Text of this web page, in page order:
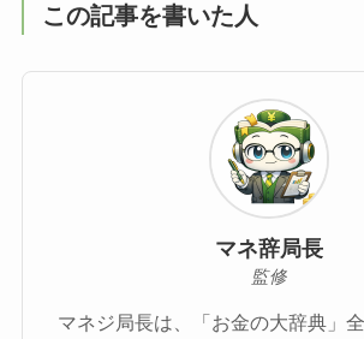
この記事を書いた人
マネ辞局長
監修
マネジ局長は、「お金の大辞典」